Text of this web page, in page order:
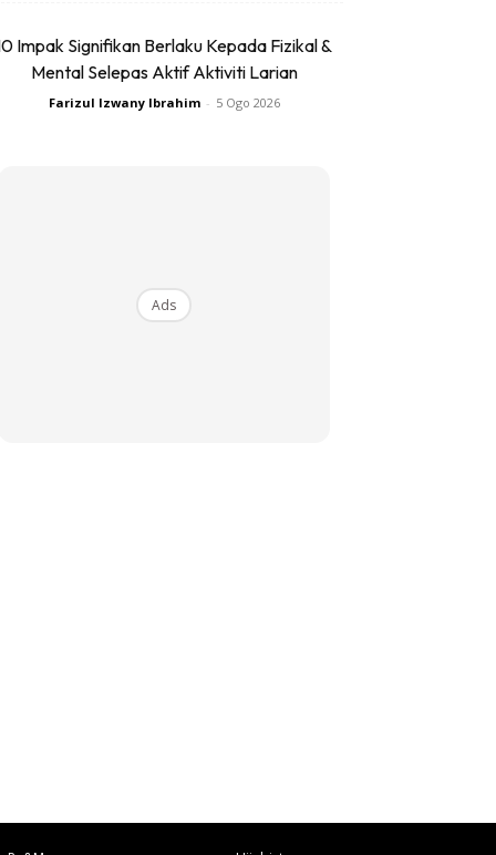
Impak Signifikan Berlaku Kepada Fizikal &
Mental Selepas Aktif Aktiviti Larian
Farizul Izwany Ibrahim - 5 Ogo 2026
Ads